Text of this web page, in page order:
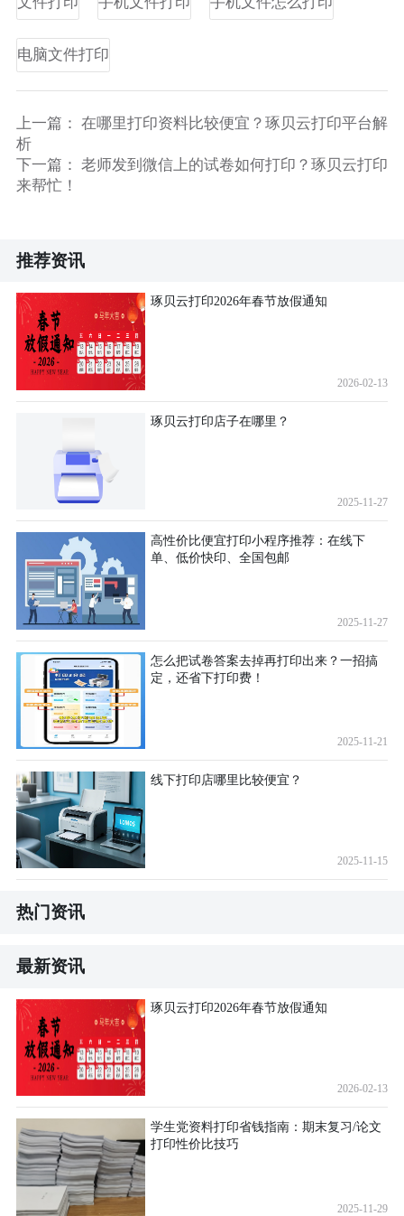
电脑文件打印
上一篇： 在哪里打印资料比较便宜？琢贝云打印平台解
析
下一篇： 老师发到微信上的试卷如何打印？琢贝云打印
来帮忙！
推荐资讯
琢贝云打印2026年春节放假通知
2026-02-13
琢贝云打印店子在哪里？
2025-11-27
高性价比便宜打印小程序推荐：在线下
单、低价快印、全国包邮
2025-11-27
怎么把试卷答案去掉再打印出来？一招搞
定，还省下打印费！
2025-11-21
线下打印店哪里比较便宜？
2025-11-15
热门资讯
最新资讯
琢贝云打印2026年春节放假通知
2026-02-13
学生党资料打印省钱指南：期末复习/论文
打印性价比技巧
2025-11-29